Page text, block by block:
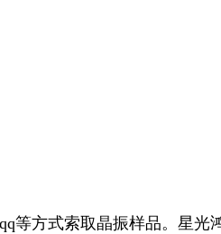
方式索取晶振样品。星光